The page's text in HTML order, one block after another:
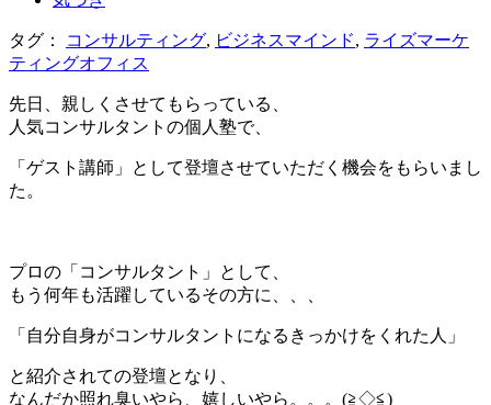
タグ： コンサルティング, ビジネスマインド, ライズマーケ
ティングオフィス
先日、親しくさせてもらっている、
人気コンサルタントの個人塾で、
「ゲスト講師」として登壇させていただく機会をもらいまし
た。
プロの「コンサルタント」として、
もう何年も活躍しているその方に、、、
「自分自身がコンサルタントになるきっかけをくれた人」
と紹介されての登壇となり、
なんだか照れ臭いやら、嬉しいやら。。。(≧◇≦)